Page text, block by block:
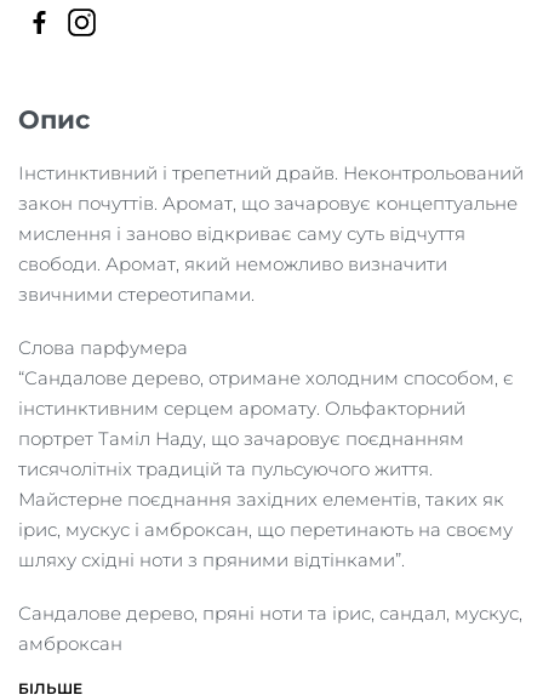
Опис
Інстинктивний і трепетний драйв. Неконтрольований
закон почуттів. Аромат, що зачаровує концептуальне
мислення і заново відкриває саму суть відчуття
свободи. Аромат, який неможливо визначити
звичними стереотипами.
Слова парфумера
“Сандалове дерево, отримане холодним способом, є
інстинктивним серцем аромату. Ольфакторний
портрет Таміл Наду, що зачаровує поєднанням
тисячолітніх традицій та пульсуючого життя.
Майстерне поєднання західних елементів, таких як
ірис, мускус і амброксан, що перетинають на своєму
шляху східні ноти з пряними відтінками”.
Сандалове дерево, пряні ноти та ірис, сандал, мускус,
амброксан
БІЛЬШЕ